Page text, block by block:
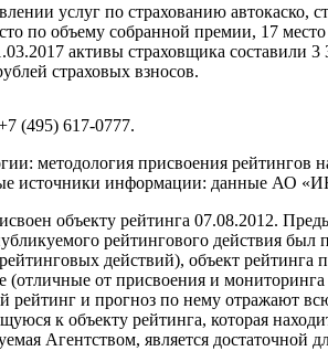
услуг по страхованию
объему собранной премии, 17 место
активы страховщика составили 3
страховых взносов.
(495) 617-0777.
методология присвоения рейтингов
источники информации: данные
объекту рейтинга 07.08.2012.
рейтингового действия
действий), объект
от присвоения и
рейтинг и прогноз по нему
к объекту рейтинга, которая
Агентством, является достаточной